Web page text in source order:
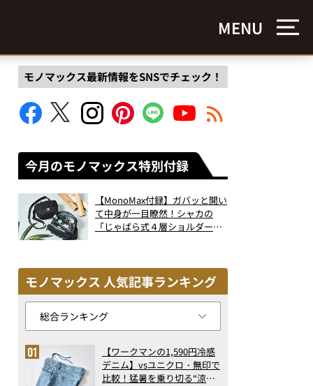
MENU
モノマックス最新情報をSNSでチェック！
今月のモノマックス特別付録
【MonoMax付録】ガバッと開い
て中身が一目瞭然！シャカの
「じゃばら式４層ショルダーバ
モノマックス 人気記事ランキング
【ワークマンの1,590円冷感
デニム】vsユニクロ・無印で
比較！猛暑を乗り切る“涼感